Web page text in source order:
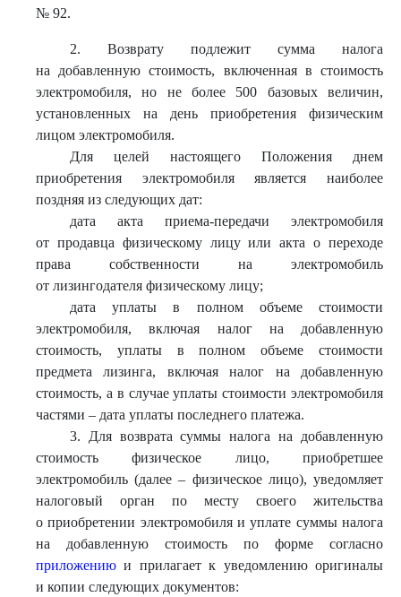
№ 92.
2. Возврату подлежит сумма налога
на добавленную стоимость, включенная в стоимость
электромобиля, но не более 500 базовых величин,
установленных на день приобретения физическим
лицом электромобиля.
Для целей настоящего Положения днем
приобретения электромобиля является наиболее
поздняя из следующих дат:
дата акта приема-передачи электромобиля
от продавца физическому лицу или акта о переходе
права собственности на электромобиль
от лизингодателя физическому лицу;
дата уплаты в полном объеме стоимости
электромобиля, включая налог на добавленную
стоимость, уплаты в полном объеме стоимости
предмета лизинга, включая налог на добавленную
стоимость, а в случае уплаты стоимости электромобиля
частями – дата уплаты последнего платежа.
3. Для возврата суммы налога на добавленную
стоимость физическое лицо, приобретшее
электромобиль (далее – физическое лицо), уведомляет
налоговый орган по месту своего жительства
о приобретении электромобиля и уплате суммы налога
на добавленную стоимость по форме согласно
приложению и прилагает к уведомлению оригиналы
и копии следующих документов: